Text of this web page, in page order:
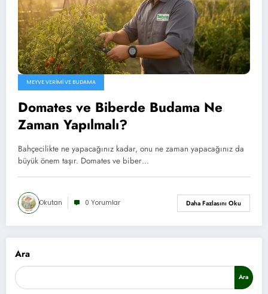
Ara
Ara
MEYVE VERIMI VE BUDAMA
Domates ve Biberde Budama Ne
Zaman Yapılmalı?
Bahçecilikte ne yapacağınız kadar, onu ne zaman yapacağınız da
büyük önem taşır. Domates ve biber…
Okutan 0 Yorumlar Daha Fazlasını Oku